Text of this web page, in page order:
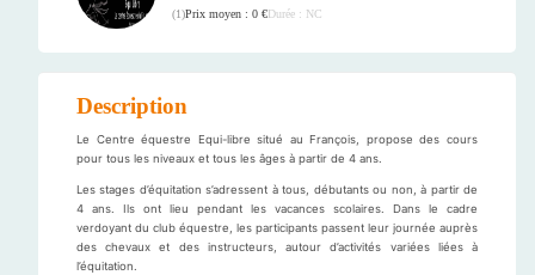
(1)Prix moyen : 0 €Durée : NC
Description
Le Centre équestre Equi-libre situé au François, propose des cours
pour tous les niveaux et tous les âges à partir de 4 ans.
Les stages d’équitation s’adressent à tous, débutants ou non, à partir de
4 ans. Ils ont lieu pendant les vacances scolaires. Dans le cadre
verdoyant du club équestre, les participants passent leur journée auprès
des chevaux et des instructeurs, autour d’activités variées liées à
l’équitation.